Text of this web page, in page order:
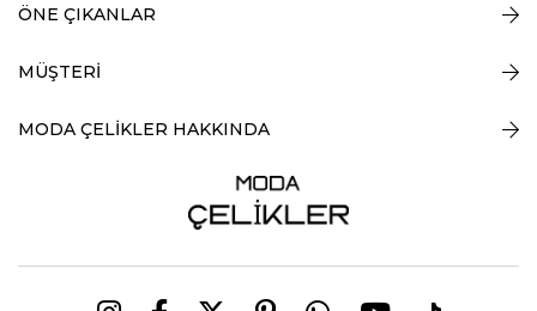
ÖNE ÇIKANLAR
MÜŞTERİ
MODA ÇELİKLER HAKKINDA